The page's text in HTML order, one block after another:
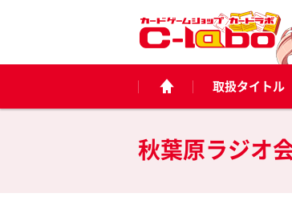
取扱タイトル
秋葉原ラジオ